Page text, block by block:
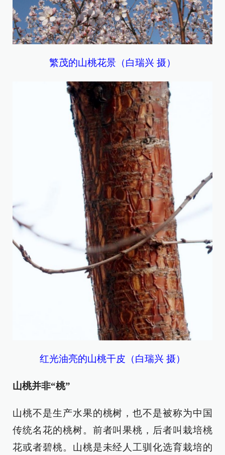
繁茂的山桃花景（白瑞兴 摄）
红光油亮的山桃干皮（白瑞兴 摄）
山桃并非“桃”
山桃不是生产水果的桃树，也不是被称为中国
传统名花的桃树。前者叫果桃，后者叫栽培桃
花或者碧桃。山桃是未经人工驯化选育栽培的